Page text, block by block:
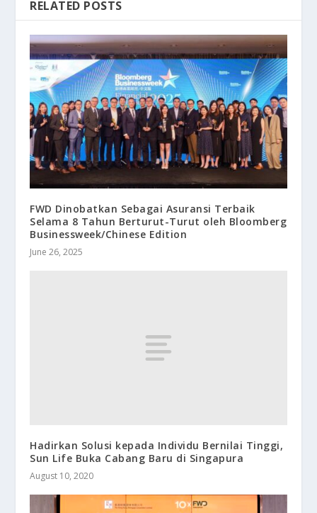
RELATED POSTS
FWD Dinobatkan Sebagai Asuransi Terbaik
Selama 8 Tahun Berturut-Turut oleh Bloomberg
Businessweek/Chinese Edition
June 26, 2025
Hadirkan Solusi kepada Individu Bernilai Tinggi,
Sun Life Buka Cabang Baru di Singapura
August 10, 2020